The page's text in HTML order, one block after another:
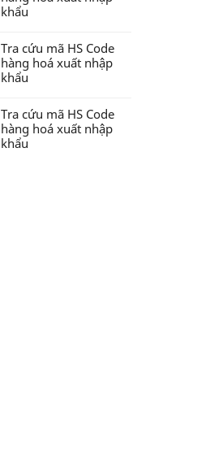
khẩu
Tra cứu mã HS Code
hàng hoá xuất nhập
khẩu
Tra cứu mã HS Code
hàng hoá xuất nhập
khẩu